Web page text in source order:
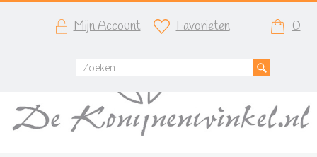
Mijn Account Favorieten 0